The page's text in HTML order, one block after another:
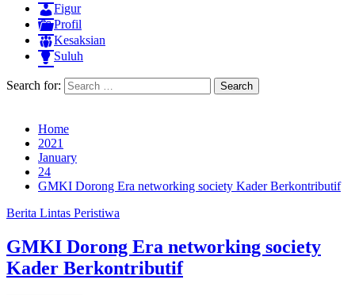
Figur
Profil
Kesaksian
Suluh
Search for:
Home
2021
January
24
GMKI Dorong Era networking society Kader Berkontributif
Berita Lintas Peristiwa
GMKI Dorong Era networking society
Kader Berkontributif